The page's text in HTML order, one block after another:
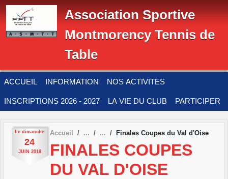
Association Sportive
Montmorency Tennis de
Table
ACCUEIL INFORMATION NOS ACTIVITES
INSCRIPTIONS 2026 - 2027 LA VIE DU CLUB PARTICIPER
Le dimanche
24
JUIN 2018
Accueil Finales Coupes du Val d'Oise
FINALES COUPES
DU VAL D'OISE
Panneau de gestion des cookies